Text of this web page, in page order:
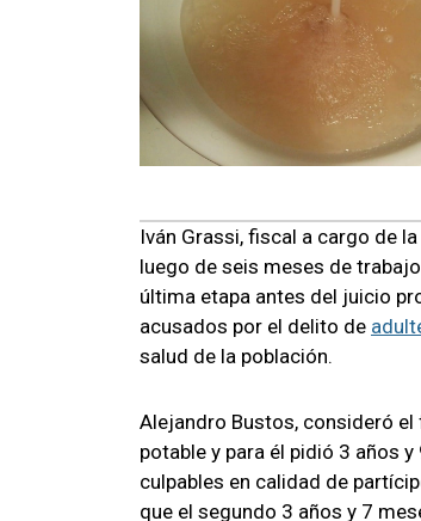
Iván Grassi, fiscal a cargo de
luego de seis meses de
última etapa antes del juicio
acusados por el delito de
salud de la población.
Alejandro Bustos, consideró el
potable y para él pidió 3 años
culpables en calidad de
que el segundo 3 años y 7